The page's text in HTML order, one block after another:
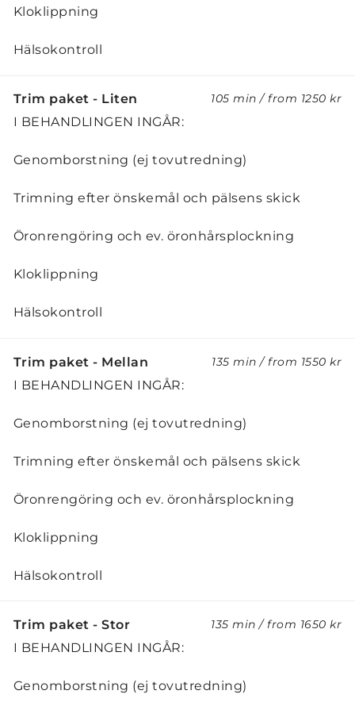
Kloklippning
Hälsokontroll
Trim paket - Liten 105 min/ from 1250 kr
I BEHANDLINGEN INGÅR:
Genomborstning (ej tovutredning)
Trimning efter önskemål och pälsens skick
Öronrengöring och ev. öronhårsplockning
Kloklippning
Hälsokontroll
Trim paket - Mellan 135 min/ from 1550 kr
I BEHANDLINGEN INGÅR:
Genomborstning (ej tovutredning)
Trimning efter önskemål och pälsens skick
Öronrengöring och ev. öronhårsplockning
Kloklippning
Hälsokontroll
Trim paket - Stor 135 min/ from 1650 kr
I BEHANDLINGEN INGÅR:
Genomborstning (ej tovutredning)